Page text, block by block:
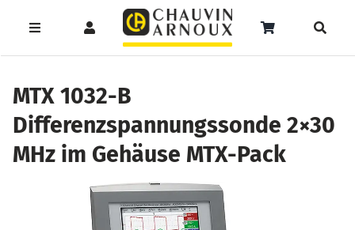
InhaltToggle
Support
Seminare
Toggle
Navigation
Toggle
MTX 1032-B
Differenzspannungssonde 2×30
MHz im Gehäuse MTX-Pack